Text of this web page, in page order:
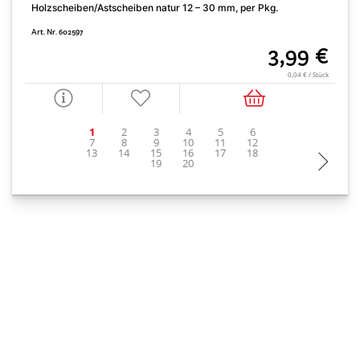
Holzscheiben/Astscheiben natur 12 – 30 mm, per Pkg.
Art. Nr. 602597
3,99 €
0,04 € / Stück